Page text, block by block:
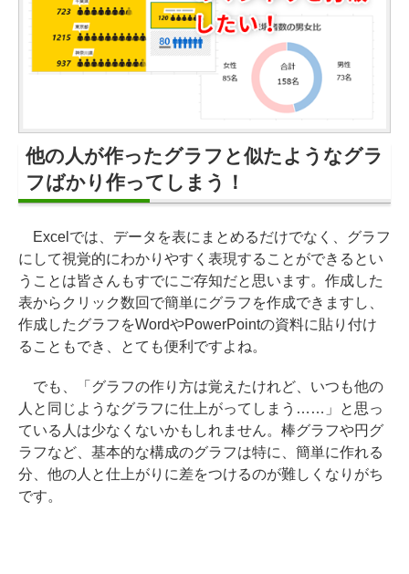
他の人が作ったグラフと似たようなグラ
フばかり作ってしまう！
Excelでは、データを表にまとめるだけでなく、グラフ
にして視覚的にわかりやすく表現することができるとい
うことは皆さんもすでにご存知だと思います。作成した
表からクリック数回で簡単にグラフを作成できますし、
作成したグラフをWordやPowerPointの資料に貼り付け
ることもでき、とても便利ですよね。
でも、「グラフの作り方は覚えたけれど、いつも他の
人と同じようなグラフに仕上がってしまう……」と思っ
ている人は少なくないかもしれません。棒グラフや円グ
ラフなど、基本的な構成のグラフは特に、簡単に作れる
分、他の人と仕上がりに差をつけるのが難しくなりがち
です。